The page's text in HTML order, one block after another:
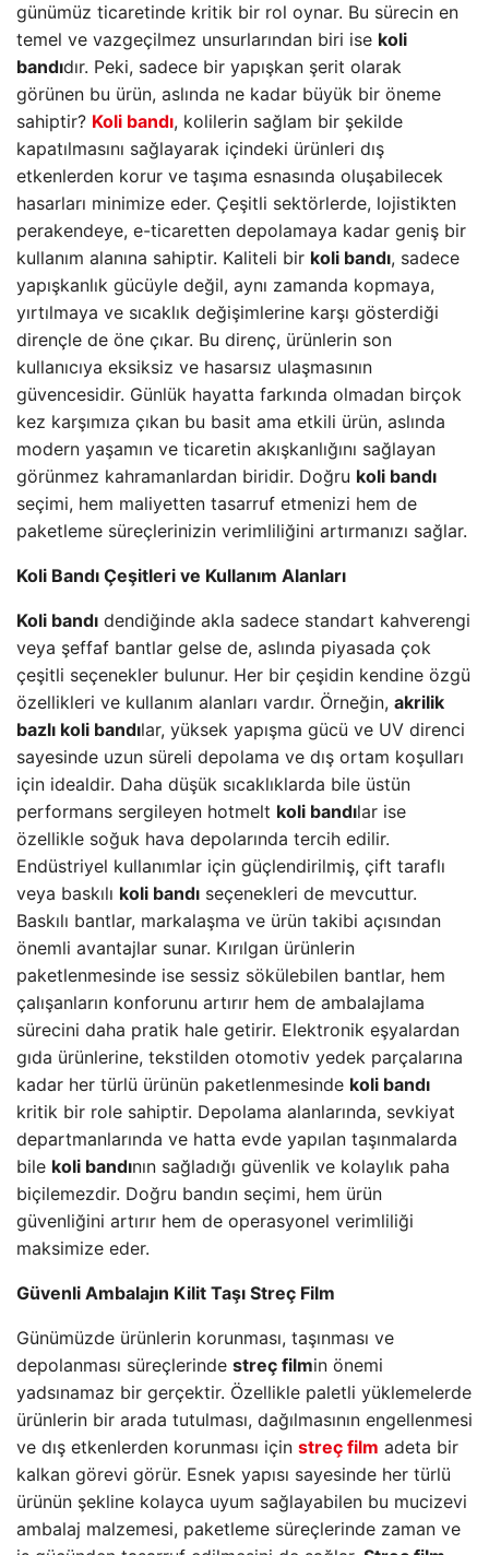
günümüz ticaretinde kritik bir rol oynar. Bu sürecin en
temel ve vazgeçilmez unsurlarından biri ise koli
bandıdır. Peki, sadece bir yapışkan şerit olarak
görünen bu ürün, aslında ne kadar büyük bir öneme
sahiptir? Koli bandı, kolilerin sağlam bir şekilde
kapatılmasını sağlayarak içindeki ürünleri dış
etkenlerden korur ve taşıma esnasında oluşabilecek
hasarları minimize eder. Çeşitli sektörlerde, lojistikten
perakendeye, e-ticaretten depolamaya kadar geniş bir
kullanım alanına sahiptir. Kaliteli bir koli bandı, sadece
yapışkanlık gücüyle değil, aynı zamanda kopmaya,
yırtılmaya ve sıcaklık değişimlerine karşı gösterdiği
dirençle de öne çıkar. Bu direnç, ürünlerin son
kullanıcıya eksiksiz ve hasarsız ulaşmasının
güvencesidir. Günlük hayatta farkında olmadan birçok
kez karşımıza çıkan bu basit ama etkili ürün, aslında
modern yaşamın ve ticaretin akışkanlığını sağlayan
görünmez kahramanlardan biridir. Doğru koli bandı
seçimi, hem maliyetten tasarruf etmenizi hem de
paketleme süreçlerinizin verimliliğini artırmanızı sağlar.
Koli Bandı Çeşitleri ve Kullanım Alanları
Koli bandı dendiğinde akla sadece standart kahverengi
veya şeffaf bantlar gelse de, aslında piyasada çok
çeşitli seçenekler bulunur. Her bir çeşidin kendine özgü
özellikleri ve kullanım alanları vardır. Örneğin, akrilik
bazlı koli bandılar, yüksek yapışma gücü ve UV direnci
sayesinde uzun süreli depolama ve dış ortam koşulları
için idealdir. Daha düşük sıcaklıklarda bile üstün
performans sergileyen hotmelt koli bandılar ise
özellikle soğuk hava depolarında tercih edilir.
Endüstriyel kullanımlar için güçlendirilmiş, çift taraflı
veya baskılı koli bandı seçenekleri de mevcuttur.
Baskılı bantlar, markalaşma ve ürün takibi açısından
önemli avantajlar sunar. Kırılgan ürünlerin
paketlenmesinde ise sessiz sökülebilen bantlar, hem
çalışanların konforunu artırır hem de ambalajlama
sürecini daha pratik hale getirir. Elektronik eşyalardan
gıda ürünlerine, tekstilden otomotiv yedek parçalarına
kadar her türlü ürünün paketlenmesinde koli bandı
kritik bir role sahiptir. Depolama alanlarında, sevkiyat
departmanlarında ve hatta evde yapılan taşınmalarda
bile koli bandının sağladığı güvenlik ve kolaylık paha
biçilemezdir. Doğru bandın seçimi, hem ürün
güvenliğini artırır hem de operasyonel verimliliği
maksimize eder.
Güvenli Ambalajın Kilit Taşı Streç Film
Günümüzde ürünlerin korunması, taşınması ve
depolanması süreçlerinde streç filmin önemi
yadsınamaz bir gerçektir. Özellikle paletli yüklemelerde
ürünlerin bir arada tutulması, dağılmasının engellenmesi
ve dış etkenlerden korunması için streç film adeta bir
kalkan görevi görür. Esnek yapısı sayesinde her türlü
ürünün şekline kolayca uyum sağlayabilen bu mucizevi
ambalaj malzemesi, paketleme süreçlerinde zaman ve